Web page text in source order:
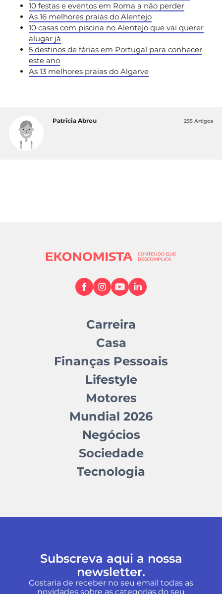
10 festas e eventos em Roma a não perder
As 16 melhores praias do Alentejo
10 casas com piscina no Alentejo que vai querer
alugar já
5 destinos de férias em Portugal para conhecer
este ano
As 13 melhores praias do Algarve
Patrícia Abreu 255 Artigos
Carreira
Casa
Finanças Pessoais
Lifestyle
Motores
Mundial 2026
Negócios
Sociedade
Tecnologia
Subscreva aqui a nossa
newsletter.
Gostaria de receber no seu email todas as
novidades sobre as categorias do seu